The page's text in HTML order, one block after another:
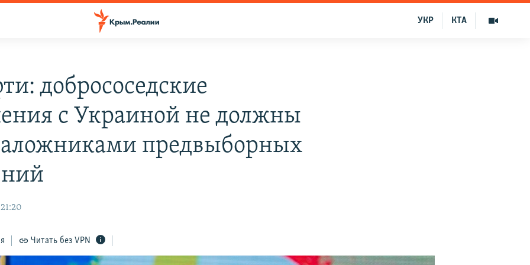
КТА
УКР
добрососедские
с Украиной не должны
предвыборных
Читать без VPN